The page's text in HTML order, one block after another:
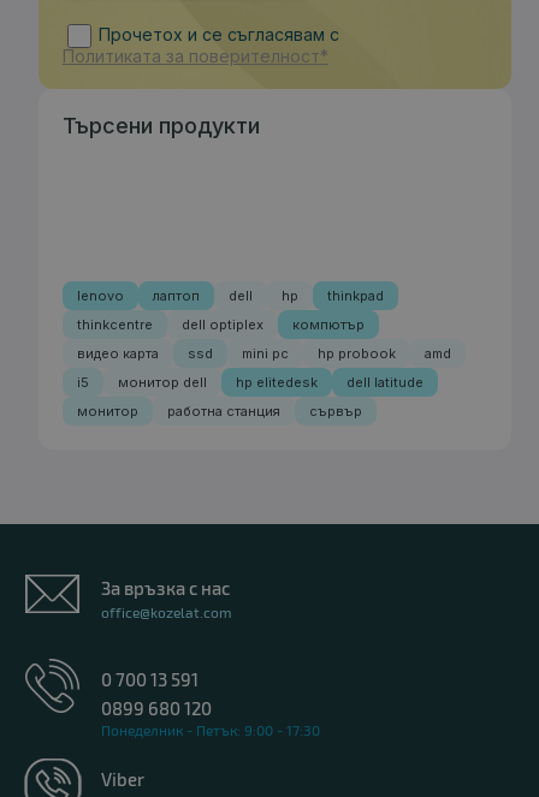
Прочетох и се съгласявам с
Политиката за поверителност*
Търсени продукти
lenovo лаптоп dell hp
thinkpad
thinkcentre
dell optiplex
компютър
видео карта
ssd mini pc hp probook
amd
i5
монитор dell hp elitedesk
dell latitude
монитор
работна станция сървър
За връзка с нас
office@kozelat.com
0 700 13 591
0899 680 120
Понеделник - Петък: 9:00 - 17:30
Viber